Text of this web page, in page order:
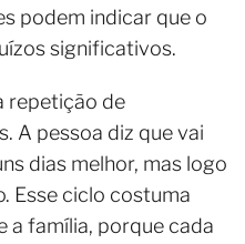
podem indicar que o
significativos.
repetição de
A pessoa diz que vai
dias melhor, mas logo
Esse ciclo costuma
a família, porque cada